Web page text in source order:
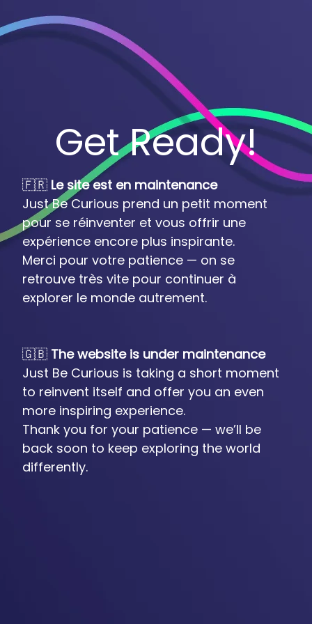
Get Ready!
🇫🇷 Le site est en maintenance
Just Be Curious prend un petit moment
pour se réinventer et vous offrir une
expérience encore plus inspirante.
Merci pour votre patience — on se
retrouve très vite pour continuer à
explorer le monde autrement.
🇬🇧 The website is under maintenance
Just Be Curious is taking a short moment
to reinvent itself and offer you an even
more inspiring experience.
Thank you for your patience — we’ll be
back soon to keep exploring the world
differently.